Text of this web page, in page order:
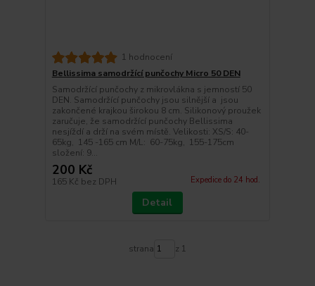
1 hodnocení
Bellissima samodržící punčochy Micro 50 DEN
Samodržící punčochy z mikrovlákna s jemností 50
DEN. Samodržící punčochy jsou silnější a jsou
zakončené krajkou širokou 8 cm. Silikonový proužek
zaručuje, že samodržící punčochy Bellissima
nesjíždí a drží na svém místě. Velikosti: XS/S: 40-
65kg, 145 -165 cm M/L: 60-75kg, 155-175cm
složení: 9...
200 Kč
165 Kč bez DPH Expedice do 24 hod.
Detail
strana z 1